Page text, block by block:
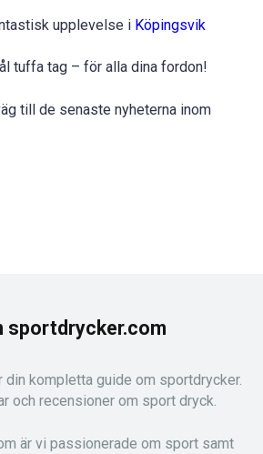
upplevelse i Köpingsvik
tuffa tag – för alla dina fordon!
till de senaste nyheterna inom
sportdrycker.com
din kompletta guide om sportdrycker.
och recensioner om sport dryck.
är vi passionerade om sport samt